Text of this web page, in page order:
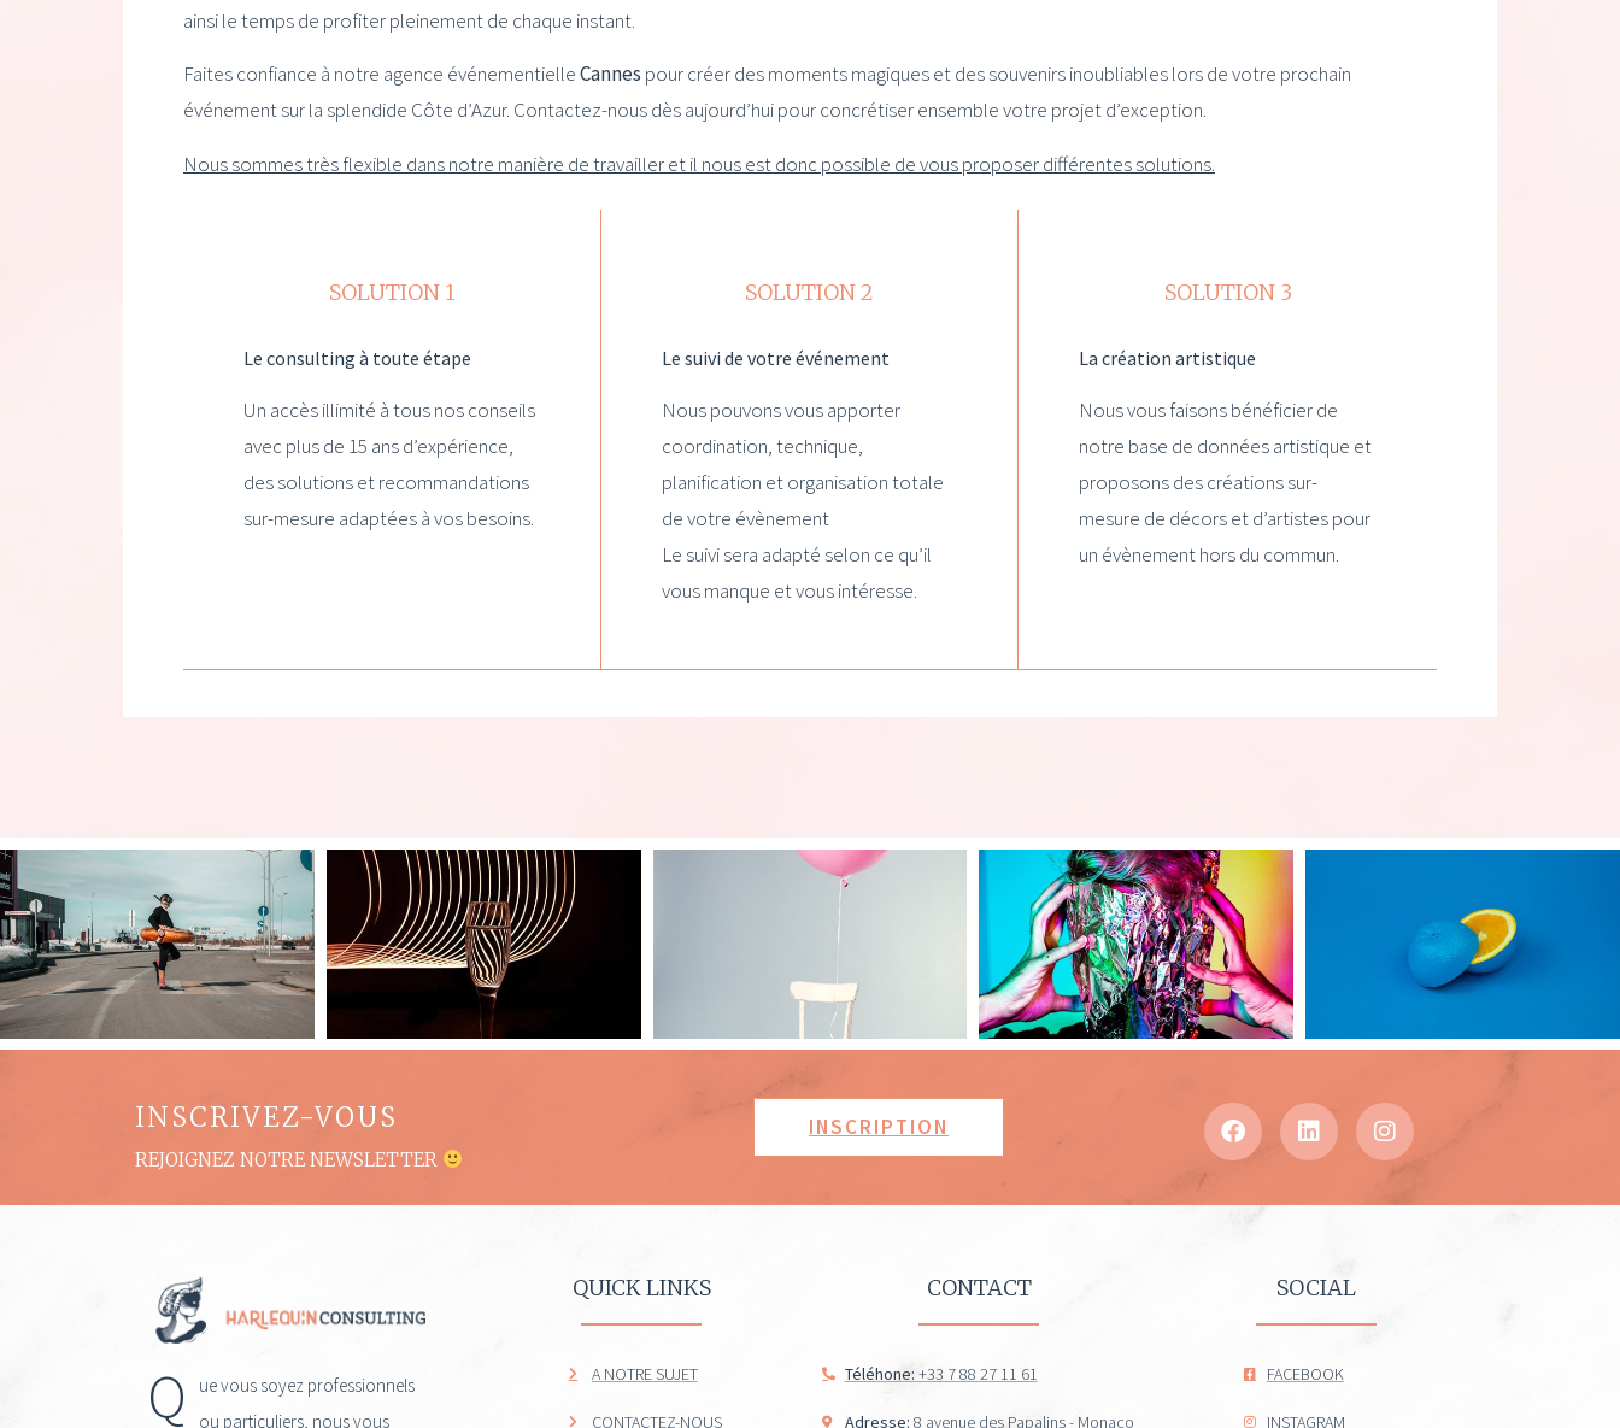
ainsi le temps de profiter pleinement de chaque instant.
Faites confiance à notre agence événementielleCannes pour créer des moments magiques et des souvenirs inoubliables lors de votre prochain
événement sur la splendide Côte d’Azur. Contactez-nous dès aujourd’hui pour concrétiser ensemble votre projet d’exception.
Nous sommes très flexible dans notre manière de travailler et il nous est donc possible de vous proposer différentes solutions.
SOLUTION 1
Le consulting à toute étape
Un accès illimité à tous nos conseils
avec plus de 15 ans d’expérience,
des solutions et recommandations
sur-mesure adaptées à vos besoins.
SOLUTION 2
Le suivi de votre événement
Nous pouvons vous apporter
coordination, technique,
planification et organisation totale
de votre évènement
Le suivi sera adapté selon ce qu’il
vous manque et vous intéresse.
SOLUTION 3
La création artistique
Nous vous faisons bénéficier de
notre base de données artistique et
proposons des créations sur-
mesure de décors et d’artistes pour
un évènement hors du commun.
INSCRIVEZ-VOUS
REJOIGNEZ NOTRE NEWSLETTER
INSCRIPTION
Q
ue vous soyez professionnels
ou particuliers, nous vous
QUICK LINKS
A NOTRE SUJET
CONTACTEZ-NOUS
CONTACT
Téléhone: +33 7 88 27 11 61
Adresse: 8 avenue des Papalins - Monaco
SOCIAL
FACEBOOK
INSTAGRAM